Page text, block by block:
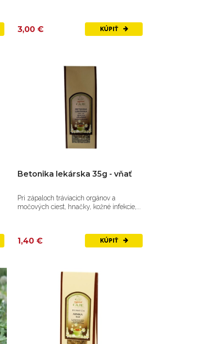
3,00 € KÚPIŤ
Betonika lekárska 35g - vňať
Pri zápaloch tráviacich orgánov a
močových ciest, hnačky, kožné infekcie,...
1,40 € KÚPIŤ